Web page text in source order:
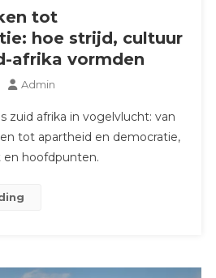
tot
hoe strijd, cultuur
afrika vormden
Admin
zuid afrika in vogelvlucht: van
tot apartheid en democratie,
hoofdpunten.